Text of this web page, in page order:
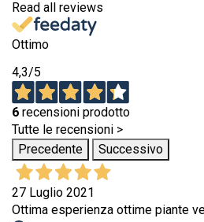
Read all reviews
Ottimo
4,3/5
6 recensioni prodotto
Tutte le recensioni >
Precedente
Successivo
27 Luglio 2021
Ottima esperienza ottime piante